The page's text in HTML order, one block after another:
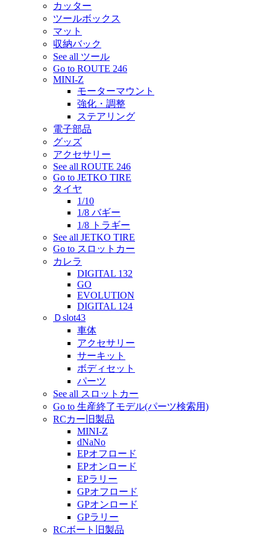
カッター
ツールボックス
マット
収納バック
See all ツール
Go to ROUTE 246
MINI-Z
モーターマウント
強化・調整
ステアリング
電子部品
グッズ
アクセサリー
See all ROUTE 246
Go to JETKO TIRE
タイヤ
1/10
1/8 バギー
1/8 トラギー
See all JETKO TIRE
Go to スロットカー
カレラ
DIGITAL 132
GO
EVOLUTION
DIGITAL 124
Ｄslot43
車体
アクセサリー
サーキット
ボディセット
パーツ
See all スロットカー
Go to 生産終了モデル(パーツ検索用)
RCカー旧製品
MINI-Z
dNaNo
EPオフロード
EPオンロード
EPラリー
GPオフロード
GPオンロード
GPラリー
RCボート旧製品